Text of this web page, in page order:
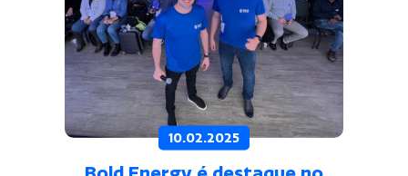
10.02.2025